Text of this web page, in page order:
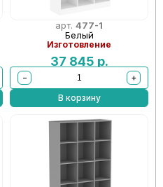
арт. 477-1
Белый
Изготовление
37 845 р.
−
+
В корзину